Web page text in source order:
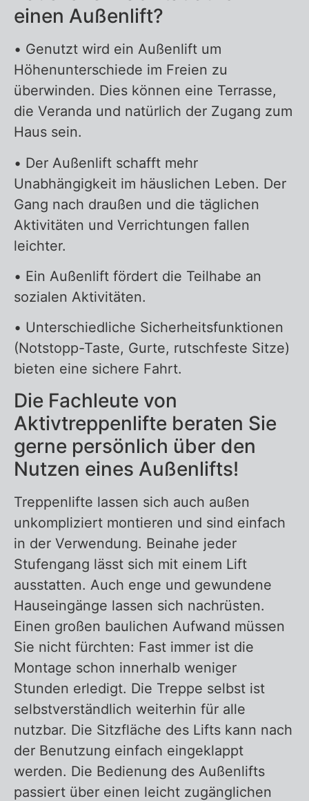
einen Außenlift?
• Genutzt wird ein Außenlift um
Höhenunterschiede im Freien zu
überwinden. Dies können eine Terrasse,
die Veranda und natürlich der Zugang zum
Haus sein.
• Der Außenlift schafft mehr
Unabhängigkeit im häuslichen Leben. Der
Gang nach draußen und die täglichen
Aktivitäten und Verrichtungen fallen
leichter.
• Ein Außenlift fördert die Teilhabe an
sozialen Aktivitäten.
• Unterschiedliche Sicherheitsfunktionen
(Notstopp-Taste, Gurte, rutschfeste Sitze)
bieten eine sichere Fahrt.
Die Fachleute von
Aktivtreppenlifte beraten Sie
gerne persönlich über den
Nutzen eines Außenlifts!
Treppenlifte lassen sich auch außen
unkompliziert montieren und sind einfach
in der Verwendung. Beinahe jeder
Stufengang lässt sich mit einem Lift
ausstatten. Auch enge und gewundene
Hauseingänge lassen sich nachrüsten.
Einen großen baulichen Aufwand müssen
Sie nicht fürchten: Fast immer ist die
Montage schon innerhalb weniger
Stunden erledigt. Die Treppe selbst ist
selbstverständlich weiterhin für alle
nutzbar. Die Sitzfläche des Lifts kann nach
der Benutzung einfach eingeklappt
werden. Die Bedienung des Außenlifts
passiert über einen leicht zugänglichen